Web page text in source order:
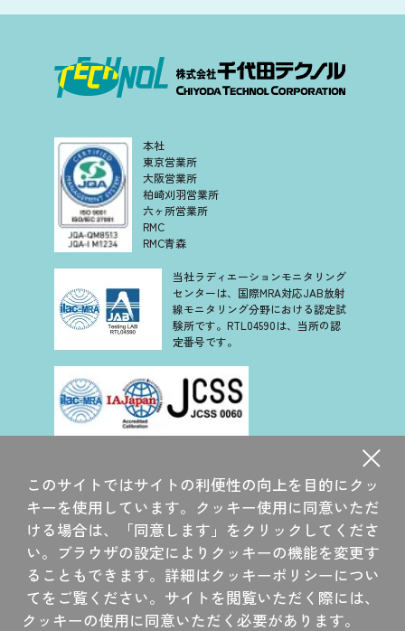
本社
東京営業所
大阪営業所
柏崎刈羽営業所
六ヶ所営業所
RMC
RMC青森
当社ラディエーションモニタリング
センターは、国際MRA対応JAB放射
線モニタリング分野における認定試
験所です。RTL04590は、当所の認
定番号です。
定されています。JCSS を運営している認定機関(IAJapan)
は、アジア太平洋認定協力機構(APAC)及び国際試験所認定協
力機構(ILAC)の相互承認に署名しています。
当社大洗研究所は、国際 MRA 対応 JCSS 認定事業者です。
JCSS 0060 は、当所の認定番号です。
©2014 CHIYODA TECHNOL CORPORATION
このサイトではサイトの利便性の向上を目的にクッ
キーを使用しています。クッキー使用に同意いただ
ける場合は、「同意します」をクリックしてくださ
い。ブラウザの設定によりクッキーの機能を変更す
ることもできます。詳細はクッキーポリシーについ
てをご覧ください。サイトを閲覧いただく際には、
クッキーの使用に同意いただく必要があります。